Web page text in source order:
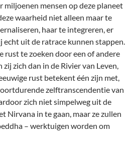
miljoenen mensen op deze planeet
waarheid niet alleen maar te
haar te integreren, er
echt uit de ratrace kunnen stappen.
rust te zoeken door een of andere
zich dan in de Rivier van Leven,
rust betekent één zijn met,
zelftranscendentie van
zich niet simpelweg uit de
Nirvana in te gaan, maar ze zullen
– werktuigen worden om